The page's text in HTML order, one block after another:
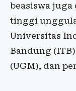
beasiswa
tinggi
Universitas
Bandung
(UGM), dan